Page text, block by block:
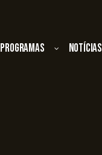
Programas Notícias